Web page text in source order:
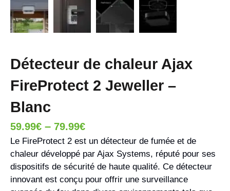
Détecteur de chaleur Ajax
FireProtect 2 Jeweller –
Blanc
59.99€ – 79.99€
Le FireProtect 2 est un détecteur de fumée et de
chaleur développé par Ajax Systems, réputé pour ses
dispositifs de sécurité de haute qualité. Ce détecteur
innovant est conçu pour offrir une surveillance